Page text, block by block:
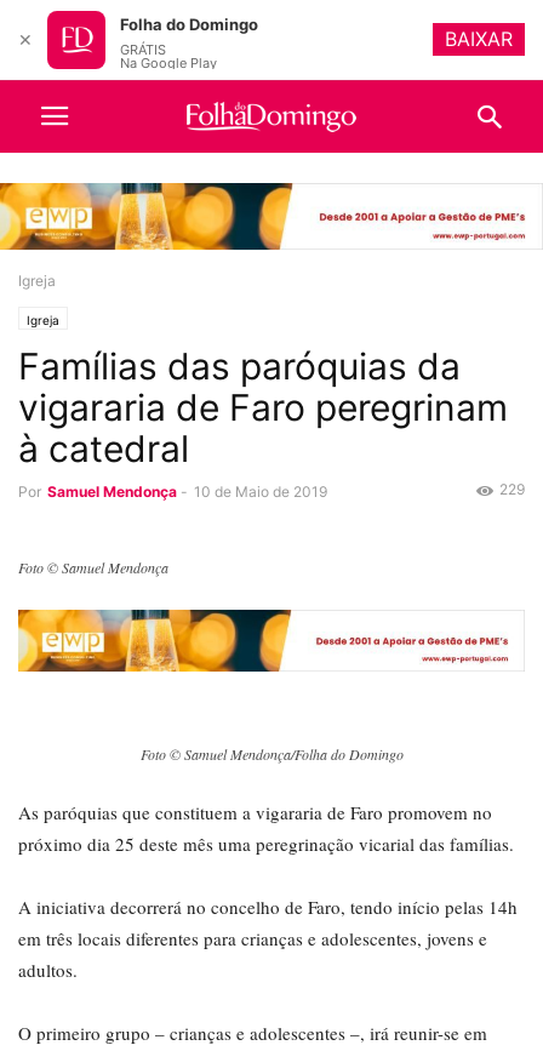
Igreja
Igreja
Famílias das paróquias da
vigararia de Faro peregrinam
à catedral
Por Samuel Mendonça - 10 de Maio de 2019 229
Foto © Samuel Mendonça
Foto © Samuel Mendonça/Folha do Domingo
As paróquias que constituem a vigararia de Faro promovem no
próximo dia 25 deste mês uma peregrinação vicarial das famílias.
A iniciativa decorrerá no concelho de Faro, tendo início pelas 14h
em três locais diferentes para crianças e adolescentes, jovens e
adultos.
O primeiro grupo – crianças e adolescentes –, irá reunir-se em
✕
Folha do Domingo
GRÁTIS
Na Google Play
BAIXAR